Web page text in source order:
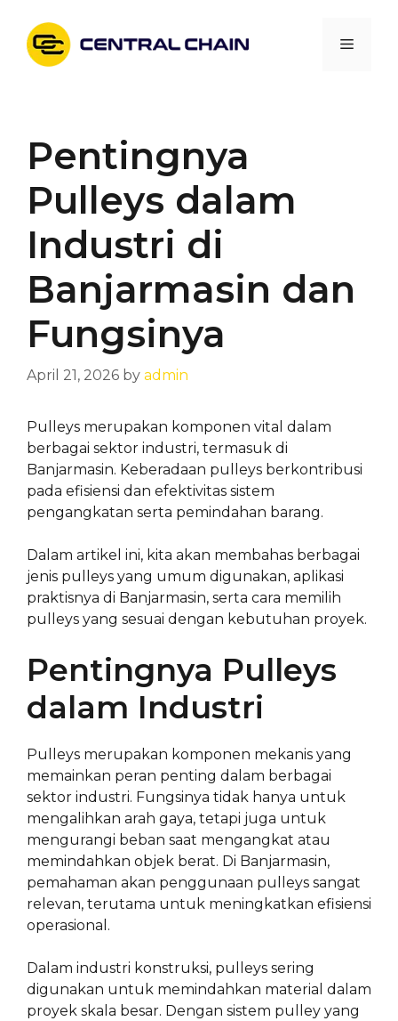
content
Menu
Pentingnya
Pulleys dalam
Industri di
Banjarmasin dan
Fungsinya
April 21, 2026 by admin
Pulleys merupakan komponen vital dalam
berbagai sektor industri, termasuk di
Banjarmasin. Keberadaan pulleys berkontribusi
pada efisiensi dan efektivitas sistem
pengangkatan serta pemindahan barang.
Dalam artikel ini, kita akan membahas berbagai
jenis pulleys yang umum digunakan, aplikasi
praktisnya di Banjarmasin, serta cara memilih
pulleys yang sesuai dengan kebutuhan proyek.
Pentingnya Pulleys
dalam Industri
Pulleys merupakan komponen mekanis yang
memainkan peran penting dalam berbagai
sektor industri. Fungsinya tidak hanya untuk
mengalihkan arah gaya, tetapi juga untuk
mengurangi beban saat mengangkat atau
memindahkan objek berat. Di Banjarmasin,
pemahaman akan penggunaan pulleys sangat
relevan, terutama untuk meningkatkan efisiensi
operasional.
Dalam industri konstruksi, pulleys sering
digunakan untuk memindahkan material dalam
proyek skala besar. Dengan sistem pulley yang